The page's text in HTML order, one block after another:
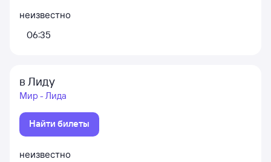
неизвестно
06:35
в Лиду
Мир - Лида
Найти билеты
неизвестно